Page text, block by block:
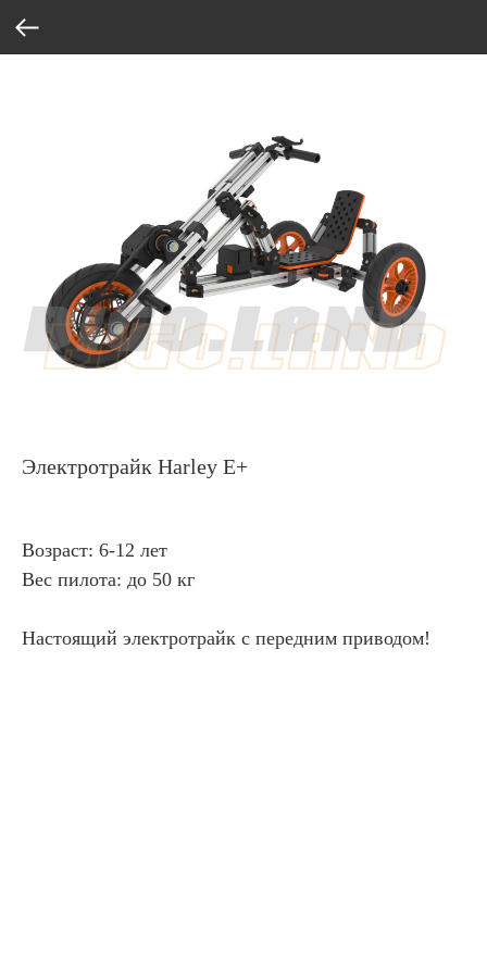
Электротрайк Harley Е+
Возраст: 6-12 лет
Вес пилота: до 50 кг
Настоящий электротрайк с передним приводом!